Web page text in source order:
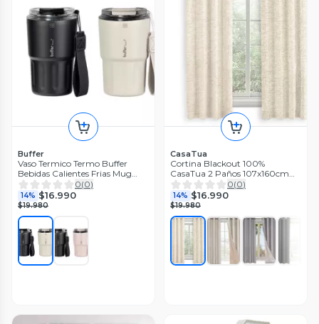
Buffer
Vaso Termico Termo Buffer
Bebidas Calientes Frias Mug
400ml
0(0)
14% $16.990
$19.980
CasaTua
Cortina Blackout 100%
CasaTua 2 Paños 107x160cm
Textura Lino
0(0)
14% $16.990
$19.980